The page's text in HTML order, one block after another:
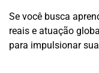
Se você busca
reais e atuação
para impulsionar